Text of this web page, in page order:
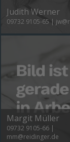
Judith Werner
09732 9105-65 |
Margit Müller
09732 9105-66|
mm@reidinger.de